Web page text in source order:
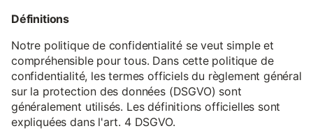
Définitions
Notre politique de confidentialité se veut simple et
compréhensible pour tous. Dans cette politique de
confidentialité, les termes officiels du règlement général
sur la protection des données (DSGVO) sont
généralement utilisés. Les définitions officielles sont
expliquées dans l'art. 4 DSGVO.